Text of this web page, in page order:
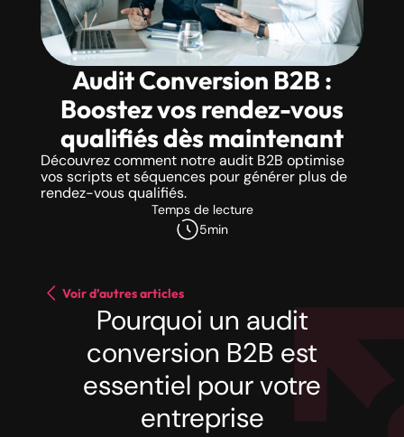
Audit Conversion B2B :
Boostez vos rendez-vous
qualifiés dès maintenant
Découvrez comment notre audit B2B optimise
vos scripts et séquences pour générer plus de
rendez-vous qualifiés.
Temps de lecture
5min
Voir d’autres articles
Pourquoi un audit
conversion B2B est
essentiel pour votre
entreprise